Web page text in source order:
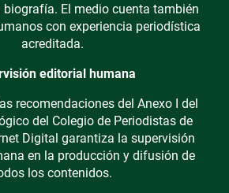
El medio cuenta también
con experiencia periodística
acreditada.
editorial humana
recomendaciones del Anexo I del
del Colegio de Periodistas de
Digital garantiza la supervisión
en la producción y difusión de
los contenidos.